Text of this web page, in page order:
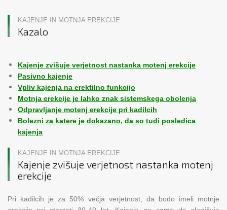
KAJENJE IN MOTNJA EREKCIJE
Kazalo
Kajenje zvišuje verjetnost nastanka motenj erekcije
Pasivno kajenje
Vpliv kajenja na erektilno funkcijo
Motnja erekcije je lahko znak sistemskega obolenja
Odpravljanje motenj erekcije pri kadilcih
Bolezni za katere je dokazano, da so tudi posledica
kajenja
KAJENJE IN MOTNJA EREKCIJE
Kajenje zvišuje verjetnost nastanka motenj
erekcije
Pri kadilcih je za 50% večja verjetnost, da bodo imeli motnje